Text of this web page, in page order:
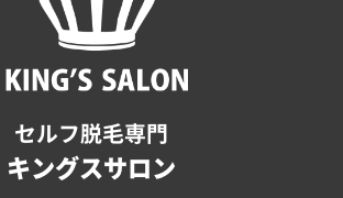
セルフ脱毛専門
キングスサロン